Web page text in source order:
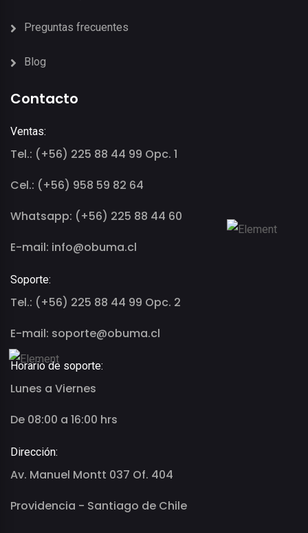
Preguntas frecuentes
Blog
Contacto
Ventas:
Tel.: (+56) 225 88 44 99 Opc. 1
Cel.: (+56) 958 59 82 64
Whatsapp: (+56) 225 88 44 60
E-mail: info@obuma.cl
Soporte:
Tel.: (+56) 225 88 44 99 Opc. 2
E-mail: soporte@obuma.cl
Horario de soporte:
Lunes a Viernes
De 08:00 a 16:00 hrs
Dirección:
Av. Manuel Montt 037 Of. 404
Providencia - Santiago de Chile